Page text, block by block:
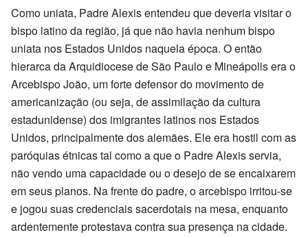
Como uniata, Padre Alexis entendeu que deveria visitar o
bispo latino da região, já que não havia nenhum bispo
uniata nos Estados Unidos naquela época. O então
hierarca da Arquidiocese de São Paulo e Mineápolis era o
Arcebispo João, um forte defensor do movimento de
americanização (ou seja, de assimilação da cultura
estadunidense) dos imigrantes latinos nos Estados
Unidos, principalmente dos alemães. Ele era hostil com as
paróquias étnicas tal como a que o Padre Alexis servia,
não vendo uma capacidade ou o desejo de se encaixarem
em seus planos. Na frente do padre, o arcebispo irritou-se
e jogou suas credenciais sacerdotais na mesa, enquanto
ardentemente protestava contra sua presença na cidade.